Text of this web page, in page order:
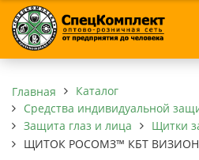
Главная
Каталог
Средства индивидуальной
Защита глаз и лица
Щитки
ЩИТОК РОСОМЗ™ КБТ ВИЗИОН